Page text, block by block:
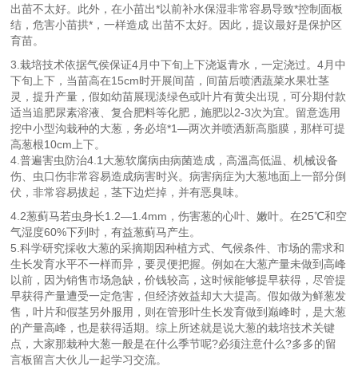
出苗不太好。此外，在小苗出*以前补水保湿非常容易导致*控制面板
结，危害小苗拱*，一样造成 出苗不太好。因此，提议最好是保护区
育苗。
3.栽培技术依据气侯保证4月中下旬上下浇返青水，一定浇过。4月中
下旬上下，当苗高在15cm时开展间苗，间苗后喷洒蔬菜水果壮茎
灵，提升产量，假如幼苗展现淡绿色或叶片有黄尖出現，可分期付款
适当追肥尿素溶液、复合肥料等化肥，施肥以2-3次为宜。留意选用
挖中小型沟栽种的大葱，务必培*1—两次并喷洒新高脂膜，那样可提
高葱根10cm上下。
4.普遍害虫防治4.1大葱软腐病由病菌造成，高溫高低温、机械设备
伤、虫口伤非常容易造成病害时兴。病害病症为大葱地面上一部分倒
伏，非常容易拔起，茎下边烂掉，并有恶臭味。
4.2葱蓟马若虫身长1.2—1.4mm，伤害葱的心叶、嫩叶。在25℃和空
气湿度60%下列时，有益葱蓟马产生。
5.科学研究採收大葱的采摘期因种植方式、气候条件、市场的需求和
生长发育水平不一样而异，要灵便把握。例如在大葱产量未做到高峰
以前，因为销售市场急缺，价钱较高，这时候能够提早获得，尽管提
早获得产量遭受一定危害，但经济效益却大大提高。假如做为鲜葱发
售，叶片和假茎另外服用，则在管形叶生长发育做到巅峰时，是大葱
的产量高峰，也是获得适期。综上所述就是说大葱的栽培技术关键
点，大家那栽种大葱一般是在什么季节呢?必须注意什么?多多的留
言板留言大伙儿一起学习交流。